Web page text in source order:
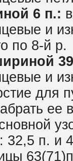
6 п.:
и
по 8-й р.
и
для
ее
32,5 п. и